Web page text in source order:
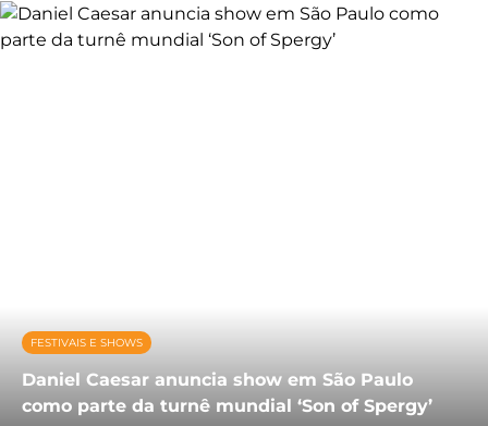
FESTIVAIS E SHOWS
Daniel Caesar anuncia show em São Paulo
como parte da turnê mundial ‘Son of Spergy’